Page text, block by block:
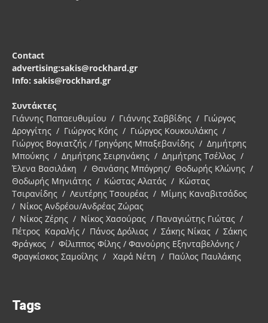
Contact
advertising:sakis@rockhard.gr
Info: sakis@rockhard.gr
Συντάκτες
Γιάννης Παπαευθυμίου / Γιάννης Σαββίδης / Γιώργος
Δρογγίτης / Γιώργος Κόης / Γιώργος Κουκουλάκης /
Γιώργος Βογιατζής / Γρηγόρης Μπαξεβανίδης / Δημήτρης
Μπούκης / Δημήτρης Σειρηνάκης / Δημήτρης Τσέλλος /
Έλενα Βασιλάκη / Θανάσης Μπόγρης/ Θοδωρής Κλώνης /
Θοδωρής Μηνιάτης / Κώστας Αλατάς / Κώστας
Τσιρανίδης / Λευτέρης Τσουρέας / Μίμης Καναβιτσάδος
/ Νίκος Ανδρέου/Ανδρέας Ζώρας
/ Νίκος Ζέρης / Νίκος Χασούρας / Παναγιώτης Γιώτας /
Πέτρος Καραλής / Πάνος Δρόλιας / Σάκης Νίκας / Σάκης
Φράγκος / Φίλιππος Φίλης / Φανούρης Εξηνταβελόνης /
Φραγκίσκος Σαμοΐλης / Χαρά Νέτη / Παύλος Παυλάκης
Tags